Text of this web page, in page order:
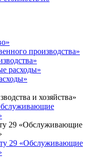
производства»
расходы»
и хозяйства»
29 «Обслуживающие
29 «Обслуживающие